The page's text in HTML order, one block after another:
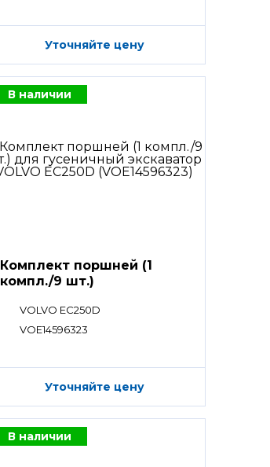
Уточняйте цену
В наличии
Комплект поршней (1
компл./9 шт.)
VOLVO EC250D
VOE14596323
Уточняйте цену
В наличии